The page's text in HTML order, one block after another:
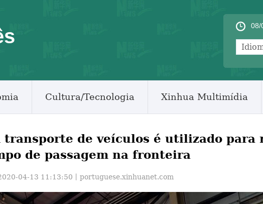
08/
Cultura/Tecnologia Xinhua Multimídia
transporte de veículos é utilizado para
de passagem na fronteira
04-13 11:13:50丨 portuguese.xinhuanet.com